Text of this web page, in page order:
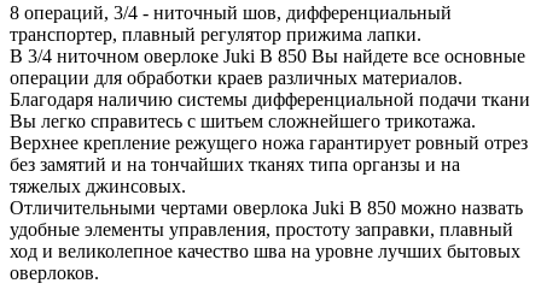
8 операций, 3/4 - ниточный шов, дифференциальный
транспортер, плавный регулятор прижима лапки.
В 3/4 ниточном оверлоке Juki B 850 Вы найдете все основные
операции для обработки краев различных материалов.
Благодаря наличию системы дифференциальной подачи ткани
Вы легко справитесь с шитьем сложнейшего трикотажа.
Верхнее крепление режущего ножа гарантирует ровный отрез
без замятий и на тончайших тканях типа органзы и на
тяжелых джинсовых.
Отличительными чертами оверлока Juki B 850 можно назвать
удобные элементы управления, простоту заправки, плавный
ход и великолепное качество шва на уровне лучших бытовых
оверлоков.